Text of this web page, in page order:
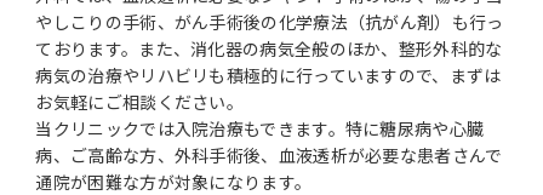
やしこりの手術、がん手術後の化学療法（抗がん剤）も行っ
ております。また、消化器の病気全般のほか、整形外科的な
病気の治療やリハビリも積極的に行っていますので、まずは
お気軽にご相談ください。
当クリニックでは入院治療もできます。特に糖尿病や心臓
病、ご高齢な方、外科手術後、血液透析が必要な患者さんで
通院が困難な方が対象になります。